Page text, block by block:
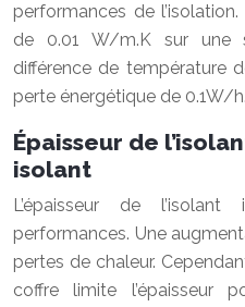
performances de
de 0.01 W/m.K sur une
différence de température
perte énergétique de 0.1W/h.
Épaisseur de
isolant
L’épaisseur de
performances. Une
pertes de chaleur.
coffre limite l’épaisseur